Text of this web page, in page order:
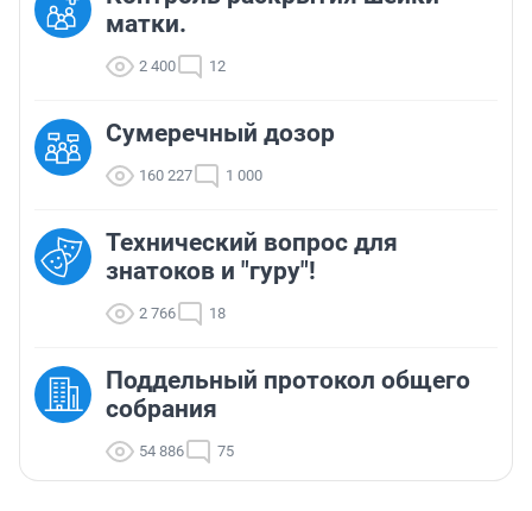
матки.
2 400 12
Сумеречный дозор
160 227 1 000
Технический вопрос для
знатоков и "гуру"!
2 766 18
Поддельный протокол общего
собрания
54 886 75